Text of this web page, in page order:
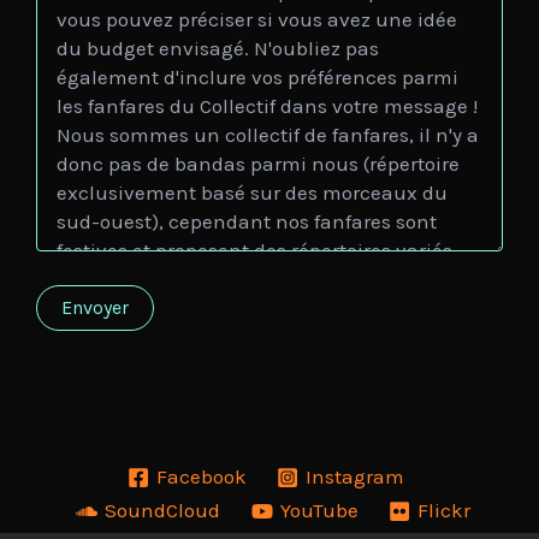
Facebook
Instagram
SoundCloud
YouTube Flickr